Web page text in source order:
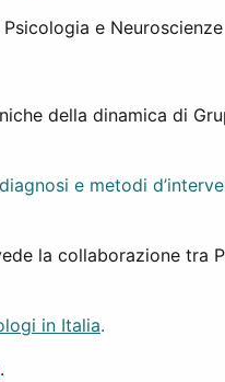
e Neuroscienze
della dinamica di
e metodi
la collaborazione
in Italia.
.